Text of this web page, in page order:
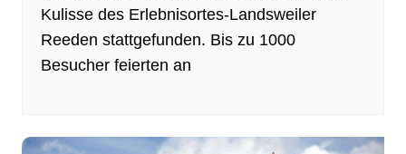
Kulisse des Erlebnisortes-Landsweiler
Reeden stattgefunden. Bis zu 1000
Besucher feierten an